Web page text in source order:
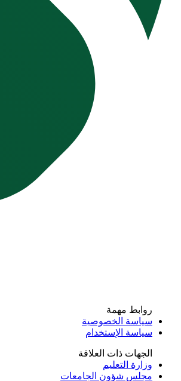
روابط مهمة
سياسة الخصوصية
سياسة الإستخدام
الجهات ذات العلاقة
وزارة التعليم
مجلس شؤون الجامعات